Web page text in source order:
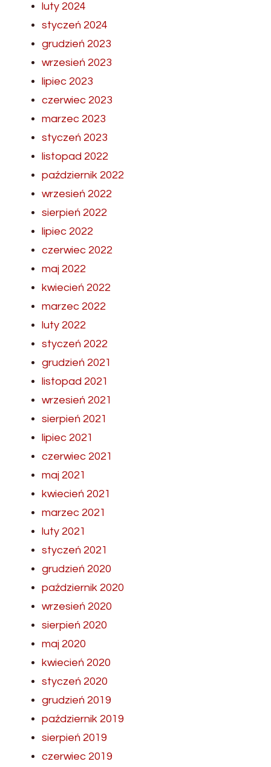
luty 2024
styczeń 2024
grudzień 2023
wrzesień 2023
lipiec 2023
czerwiec 2023
marzec 2023
styczeń 2023
listopad 2022
październik 2022
wrzesień 2022
sierpień 2022
lipiec 2022
czerwiec 2022
maj 2022
kwiecień 2022
marzec 2022
luty 2022
styczeń 2022
grudzień 2021
listopad 2021
wrzesień 2021
sierpień 2021
lipiec 2021
czerwiec 2021
maj 2021
kwiecień 2021
marzec 2021
luty 2021
styczeń 2021
grudzień 2020
październik 2020
wrzesień 2020
sierpień 2020
maj 2020
kwiecień 2020
styczeń 2020
grudzień 2019
październik 2019
sierpień 2019
czerwiec 2019